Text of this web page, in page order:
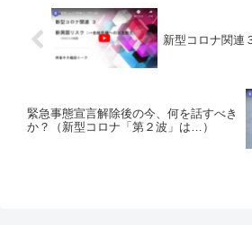
新型コロナ関
緊急事態宣言解除後の今、何を話すべき
か？（新型コロナ「第２波」は…）